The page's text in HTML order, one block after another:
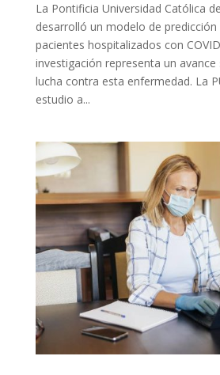
La Pontificia Universidad Católica
desarrolló un modelo de
pacientes hospitalizados con
investigación representa un
lucha contra esta enfermedad. La
estudio a...